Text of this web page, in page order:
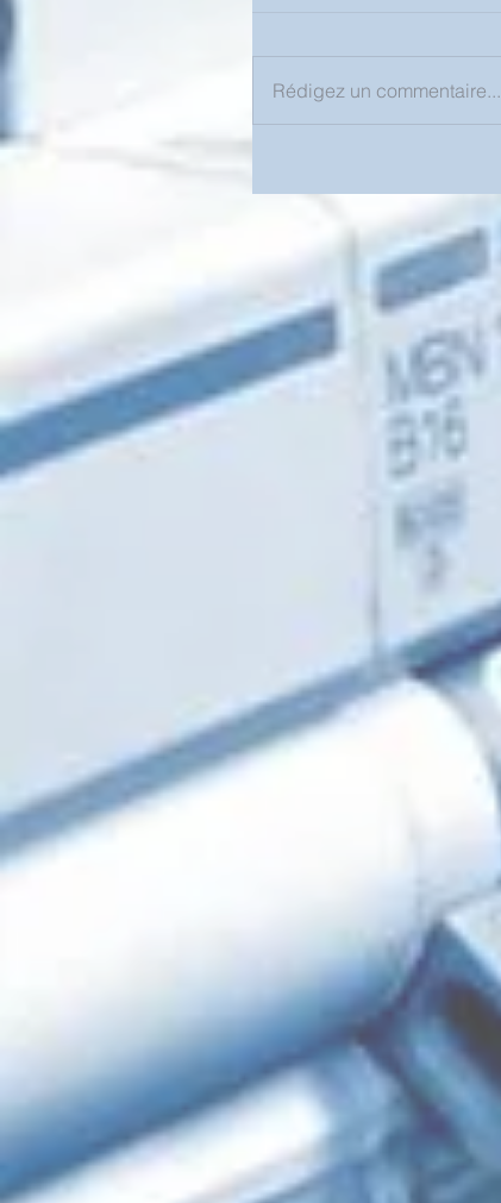
Rédigez un commentaire...